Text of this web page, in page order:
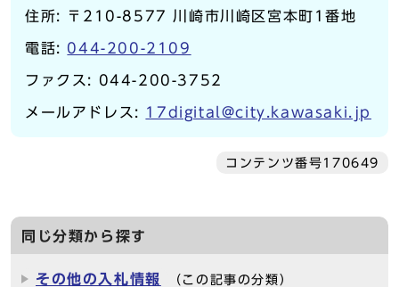
住所: 〒210-8577 川崎市川崎区宮本町1番地
電話: 044-200-2109
ファクス: 044-200-3752
メールアドレス: 17digital@city.kawasaki.jp
コンテンツ番号170649
同じ分類から探す
その他の入札情報 （この記事の分類）